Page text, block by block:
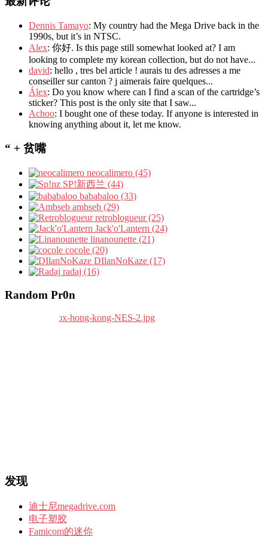
Dennis Tamayo: My country had the Mega Drive back in the
1990s, but it’s in NTSC.
Alex: 你好. Is this page still somewhat looked at? I am
looking to complete my korean collection, but do not have...
david: hello , tres bel article ! aurais tu des adresses a me
conseiller sur canton ? j aimerais faire quelques...
Álex: Do you know where can I find a scan of the cartridge’s
sticker? This post is the only site that I saw...
Achoo: I bought one of these today. If anyone is interested in
knowing anything about it, let me know.
“ + 贫嘴
neocalimero (45)
SP!新西兰 (44)
bababaloo (33)
ambseb (29)
retroblogueur (25)
Jack'o'Lantern (24)
linanounette (21)
cocole (20)
DIlanNoKaze (17)
radaj (16)
Random Pr0n
发现
迪士尼megadrive.com
电子塑胶
Famicom的迷你